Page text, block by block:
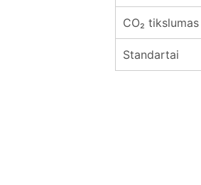
CO₂ tikslumas
Standartai